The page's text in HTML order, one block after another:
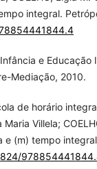
integral.
e
Mediação, 2010.
de horário
Maria Villela;
e (m) tempo